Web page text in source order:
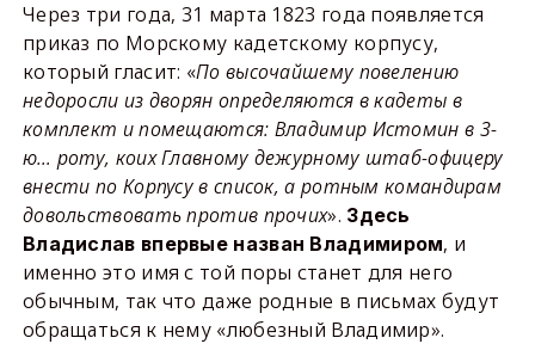
Через три года, 31 марта 1823 года появляется
приказ по Морскому кадетскому корпусу,
который гласит: «По высочайшему повелению
недоросли из дворян определяются в кадеты в
комплект и помещаются: Владимир Истомин в 3-
ю… роту, коих Главному дежурному штаб-офицеру
внести по Корпусу в список, а ротным командирам
довольствовать против прочих». Здесь
Владислав впервые назван Владимиром, и
именно это имя с той поры станет для него
обычным, так что даже родные в письмах будут
обращаться к нему «любезный Владимир».